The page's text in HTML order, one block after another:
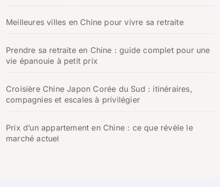
Meilleures villes en Chine pour vivre sa retraite
Prendre sa retraite en Chine : guide complet pour une
vie épanouie à petit prix
Croisière Chine Japon Corée du Sud : itinéraires,
compagnies et escales à privilégier
Prix d’un appartement en Chine : ce que révèle le
marché actuel